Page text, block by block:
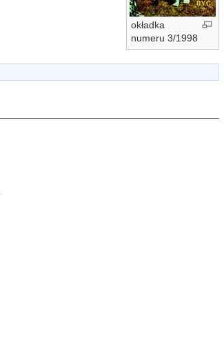
okładka
numeru 3/1998